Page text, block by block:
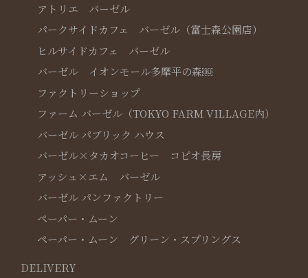
アトリエ バーゼル
パークサイドカフェ バーゼル（富士森公園店）
ヒルサイドカフェ バーゼル
バーゼル イオンモール多摩平の森￼
ファクトリーショップ
ファーム バーゼル（TOKYO FARM VILLAGE内）
バーゼル パブリック ハウス
バーゼル×タカオコーヒー コピオ長房
アッシュ×エム バーゼル
バーゼル パンファクトリー
ペーパー・ムーン
ペーパー・ムーン グリーン・スプリングス
DELIVERY